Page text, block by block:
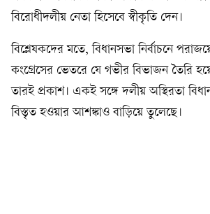
বিরোধীদলীয় নেতা হিসেবে স্বীকৃতি দেন।
বিশ্লেষকদের মতে, বিধানসভা নির্বাচনে
কংগ্রেসের ভেতরে যে গভীর বিভাজন তৈরি
তারই প্রকাশ। একই সঙ্গে দলীয় অস্থিরতা
বিস্তৃত হওয়ার আশঙ্কাও বাড়িয়ে তুলেছে।